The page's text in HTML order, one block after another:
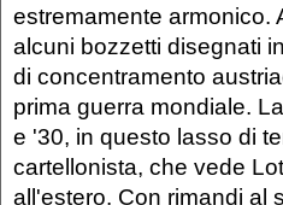
estremamente armonico.
alcuni bozzetti disegnati
di concentramento
prima guerra mondiale.
e '30, in questo lasso di
cartellonista, che vede
all'estero. Con rimandi al